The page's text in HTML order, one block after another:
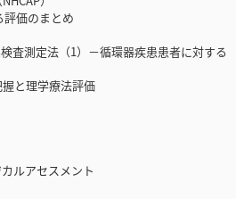
価のまとめ
測定法（1）－循環器疾患患者に対する
と理学療法評価
ルアセスメント